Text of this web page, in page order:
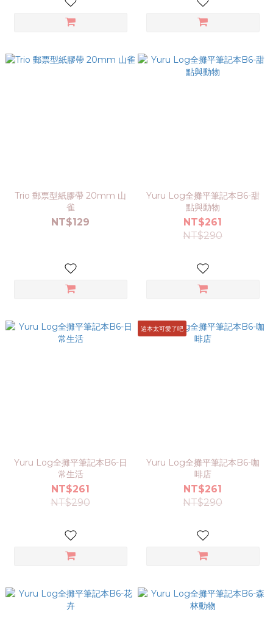
Trio 郵票型紙膠帶 20mm 山
雀
NT$129
Yuru Log全攤平筆記本B6-甜
點與動物
NT$261
NT$290
Yuru Log全攤平筆記本B6-日
常生活
NT$261
NT$290
這本太可愛了吧
Yuru Log全攤平筆記本B6-咖
啡店
NT$261
NT$290